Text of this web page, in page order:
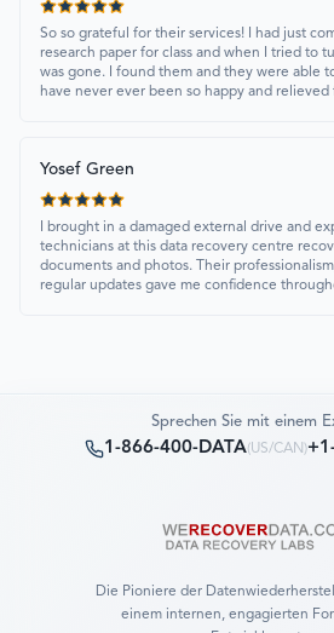
So so grateful for their services! I had just
research paper for class and when I tried to
was gone. I found them and they were able
have never ever been so happy and
Yosef Green
I brought in a damaged external drive and
technicians at this data recovery centre
documents and photos. Their
regular updates gave me confidence
Sprechen Sie mit einem
1-866-400-DATA(US/CAN )
Die Pioniere der
einem internen, engagierten